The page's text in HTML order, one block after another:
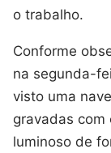
o trabalho.
Conforme
na segunda-
visto uma
gravadas com
luminoso de